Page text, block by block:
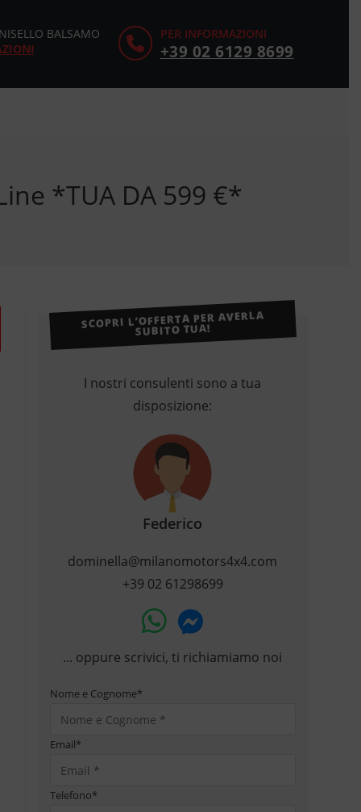
PER INFORMAZIONI
+39 02 6129 8699
BALSAMO
*TUA DA 599 €*
SCOPRI L’OFFERTA PER AVERLA
SUBITO TUA!
I nostri consulenti sono a tua
disposizione:
Federico
dominella@milanomotors4x4.com
+39 02 61298699
... oppure scrivici, ti richiamiamo noi
Nome e Cognome*
Email*
Telefono*